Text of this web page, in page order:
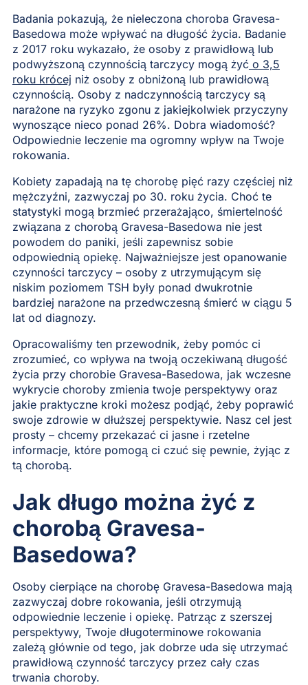
Badania pokazują, że nieleczona choroba Gravesa-
Basedowa może wpływać na długość życia. Badanie
z 2017 roku wykazało, że osoby z prawidłową lub
podwyższoną czynnością tarczycy mogą żyćo 3,5
roku krócej niż osoby z obniżoną lub prawidłową
czynnością. Osoby z nadczynnością tarczycy są
narażone na ryzyko zgonu z jakiejkolwiek przyczyny
wynoszące nieco ponad 26%. Dobra wiadomość?
Odpowiednie leczenie ma ogromny wpływ na Twoje
rokowania.
Kobiety zapadają na tę chorobę pięć razy częściej niż
mężczyźni, zazwyczaj po 30. roku życia. Choć te
statystyki mogą brzmieć przerażająco, śmiertelność
związana z chorobą Gravesa-Basedowa nie jest
powodem do paniki, jeśli zapewnisz sobie
odpowiednią opiekę. Najważniejsze jest opanowanie
czynności tarczycy – osoby z utrzymującym się
niskim poziomem TSH były ponad dwukrotnie
bardziej narażone na przedwczesną śmierć w ciągu 5
lat od diagnozy.
Opracowaliśmy ten przewodnik, żeby pomóc ci
zrozumieć, co wpływa na twoją oczekiwaną długość
życia przy chorobie Gravesa-Basedowa, jak wczesne
wykrycie choroby zmienia twoje perspektywy oraz
jakie praktyczne kroki możesz podjąć, żeby poprawić
swoje zdrowie w dłuższej perspektywie. Nasz cel jest
prosty – chcemy przekazać ci jasne i rzetelne
informacje, które pomogą ci czuć się pewnie, żyjąc z
tą chorobą.
Jak długo można żyć z
chorobą Gravesa-
Basedowa?
Osoby cierpiące na chorobę Gravesa-Basedowa mają
zazwyczaj dobre rokowania, jeśli otrzymują
odpowiednie leczenie i opiekę. Patrząc z szerszej
perspektywy, Twoje długoterminowe rokowania
zależą głównie od tego, jak dobrze uda się utrzymać
prawidłową czynność tarczycy przez cały czas
trwania choroby.